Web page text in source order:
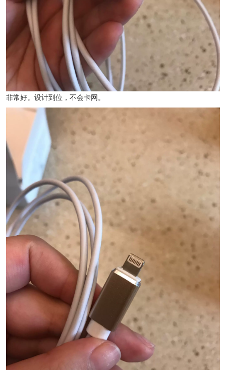
非常好。设计到位，不会卡网。